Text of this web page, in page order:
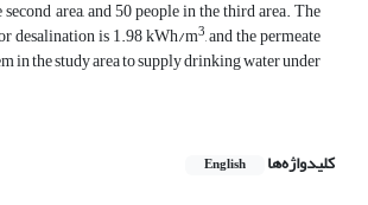
area, and 50 people in the third area. The
desalination is 1.98 kWh/m3, and the permeate
in the study area to supply drinking water under
کلیدواژه‌ها English